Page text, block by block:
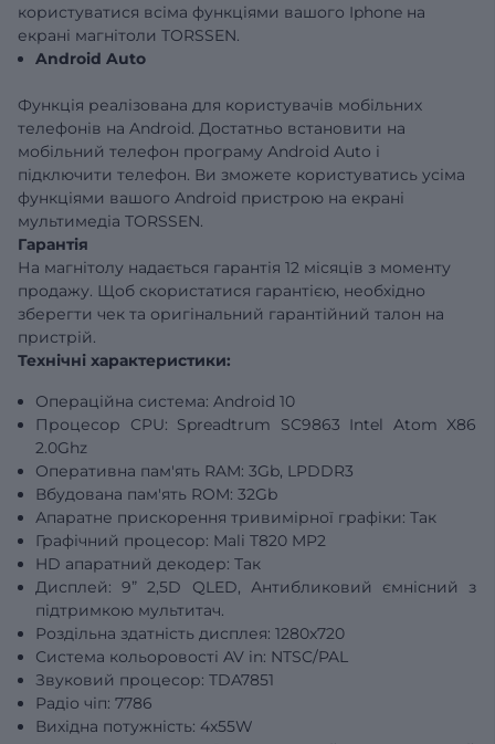
користуватися всіма функціями вашого Iphone на
екрані магнітоли TORSSEN.
Android Auto
Функція реалізована для користувачів мобільних
телефонів на Android. Достатньо встановити на
мобільний телефон програму Android Auto і
підключити телефон. Ви зможете користуватись усіма
функціями вашого Android пристрою на екрані
мультимедіа TORSSEN.
Гарантія
На магнітолу надається гарантія 12 місяців з моменту
продажу. Щоб скористатися гарантією, необхідно
зберегти чек та оригінальний гарантійний талон на
пристрій.
Технічні характеристики:
Операційна система: Android 10
Процесор CPU: Spreadtrum SC9863 Intel Atom X86
2.0Ghz
Оперативна пам'ять RAM: 3Gb, LPDDR3
Вбудована пам'ять ROM: 32Gb
Апаратне прискорення тривимірної графіки: Так
Графічний процесор: Mali T820 MP2
HD апаратний декодер: Так
Дисплей: 9” 2,5D QLED, Антибликовий ємнісний з
підтримкою мультитач.
Роздільна здатність дисплея: 1280x720
Система кольоровості AV in: NTSC/PAL
Звуковий процесор: TDA7851
Радіо чіп: 7786
Вихідна потужність: 4х55W